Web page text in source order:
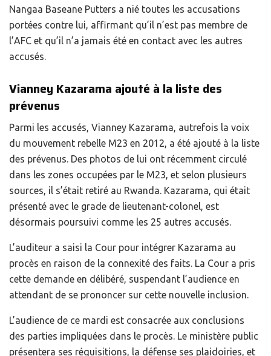
Nangaa Baseane Putters a nié toutes les accusations
portées contre lui, affirmant qu’il n’est pas membre de
l’AFC et qu’il n’a jamais été en contact avec les autres
accusés.
Vianney Kazarama ajouté à la liste des
prévenus
Parmi les accusés, Vianney Kazarama, autrefois la voix
du mouvement rebelle M23 en 2012, a été ajouté à la liste
des prévenus. Des photos de lui ont récemment circulé
dans les zones occupées par le M23, et selon plusieurs
sources, il s’était retiré au Rwanda. Kazarama, qui était
présenté avec le grade de lieutenant-colonel, est
désormais poursuivi comme les 25 autres accusés.
L’auditeur a saisi la Cour pour intégrer Kazarama au
procès en raison de la connexité des faits. La Cour a pris
cette demande en délibéré, suspendant l’audience en
attendant de se prononcer sur cette nouvelle inclusion.
L’audience de ce mardi est consacrée aux conclusions
des parties impliquées dans le procès. Le ministère public
présentera ses réquisitions, la défense ses plaidoiries, et